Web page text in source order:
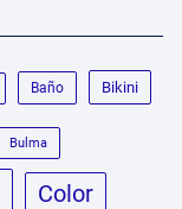
Baño Bikini
Bulma
Color